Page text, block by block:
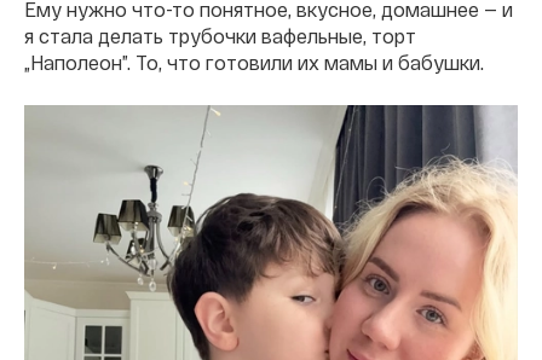
Ему нужно что-то понятное, вкусное, домашнее — и
я стала делать трубочки вафельные, торт
„Наполеон”. То, что готовили их мамы и бабушки.